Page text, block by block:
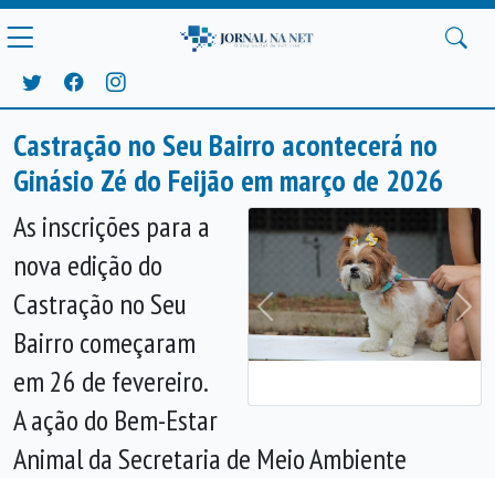
Castração no Seu Bairro acontecerá no
Ginásio Zé do Feijão em março de 2026
Anterior
As inscrições para a
nova edição do
Castração no Seu
Bairro começaram
em 26 de fevereiro.
A ação do Bem-Estar
Animal da Secretaria de Meio Ambiente